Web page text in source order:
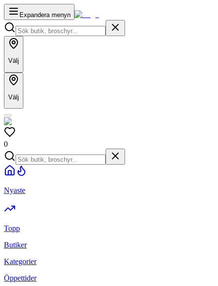
Expandera menyn
Välj
Välj
0
Nyaste
Topp
Butiker
Kategorier
Öppettider